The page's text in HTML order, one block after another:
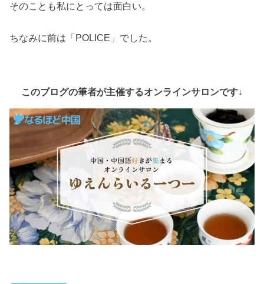
そのことも私にとっては面白い。
ちなみに前は「POLICE」でした。
このブログの筆者が主催するオンラインサロンです↓